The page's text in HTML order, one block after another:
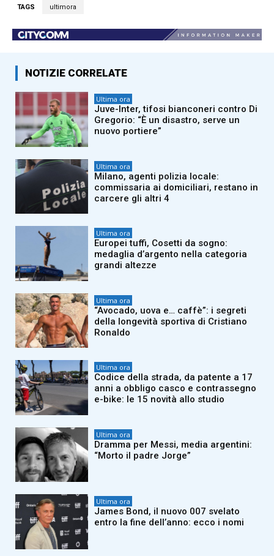
TAGS ultimora
NOTIZIE CORRELATE
Ultima ora
Juve-Inter, tifosi bianconeri contro Di
Gregorio: “È un disastro, serve un
nuovo portiere”
Ultima ora
Milano, agenti polizia locale:
commissaria ai domiciliari, restano in
carcere gli altri 4
Ultima ora
Europei tuffi, Cosetti da sogno:
medaglia d’argento nella categoria
grandi altezze
Ultima ora
“Avocado, uova e… caffè”: i segreti
della longevità sportiva di Cristiano
Ronaldo
Ultima ora
Codice della strada, da patente a 17
anni a obbligo casco e contrassegno
e-bike: le 15 novità allo studio
Ultima ora
Dramma per Messi, media argentini:
“Morto il padre Jorge”
Ultima ora
James Bond, il nuovo 007 svelato
entro la fine dell’anno: ecco i nomi